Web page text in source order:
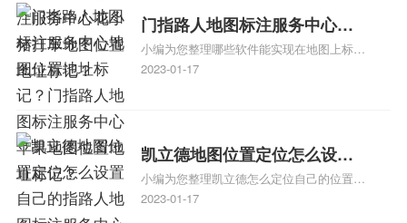
关地图标注知识，详情可查看下方正文！
门指路人地图标注服务中心地
图位置地址标记？门指路人地
图标注服务中心苹果地图位置
小编为您整理哪些软件能实现在地图上标记
门指路人地图标注服务中心位置、门指路人
门指路人地图标注服务中心地址标注上地图
怎么弄相关地图标注知识，详情可查看下方
正文！
2023-01-17
凯立德地图位置定位怎么设置
自己的指路人地图标注服务中
心名？凯立德地图位置定位怎
小编为您整理凯立德怎么定位自己的位置
啊、手机凯立德地图定位怎么设置往上走、
2023-01-17